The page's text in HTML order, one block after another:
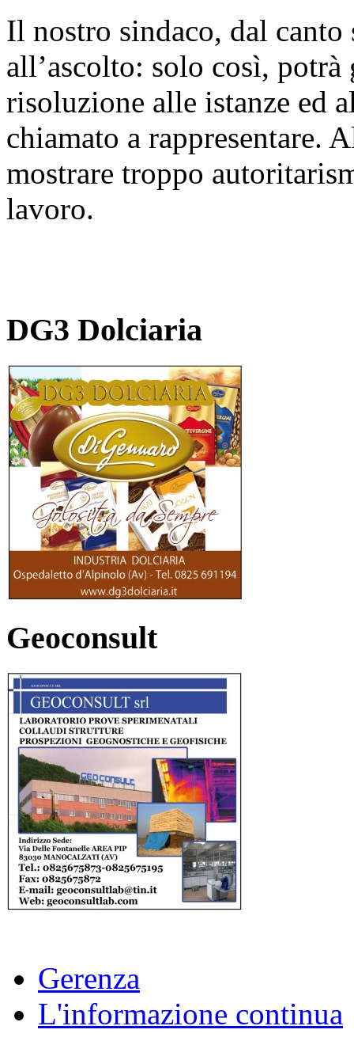
Il nostro sindaco, dal canto
all’ascolto: solo così,
risoluzione alle istanze ed
chiamato a rappresentare.
mostrare troppo
lavoro.
DG3 Dolciaria
Geoconsult
Gerenza
L'informazione continua